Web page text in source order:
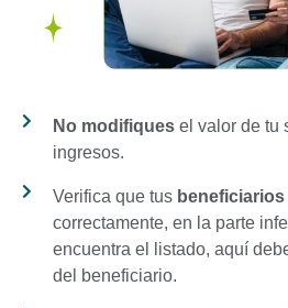
No modifiquesel valor de tu
ingresos.
Verifica que tus beneficiarios
correctamente, en la parte
encuentra el listado, aquí
del beneficiario.